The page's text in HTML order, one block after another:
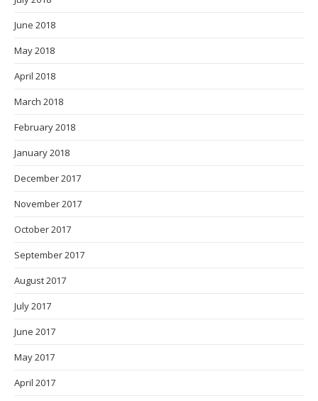
June 2018
May 2018
April 2018
March 2018
February 2018
January 2018
December 2017
November 2017
October 2017
September 2017
August 2017
July 2017
June 2017
May 2017
April 2017